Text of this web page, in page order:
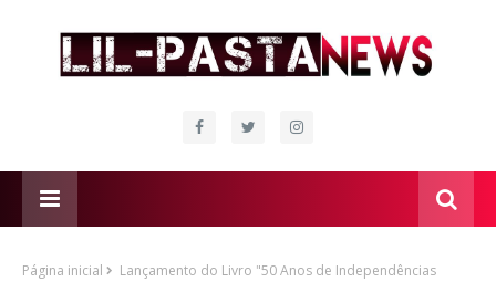
Página inicial
Lançamento do Livro "50 Anos de Independências